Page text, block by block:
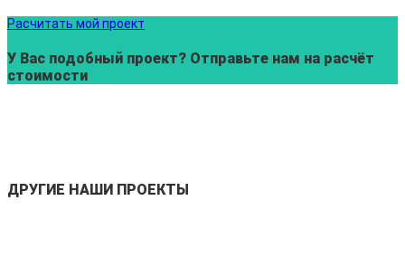
Расчитать мой проект
У Вас подобный проект? Отправьте нам на расчёт
стоимости
ДРУГИЕ НАШИ ПРОЕКТЫ